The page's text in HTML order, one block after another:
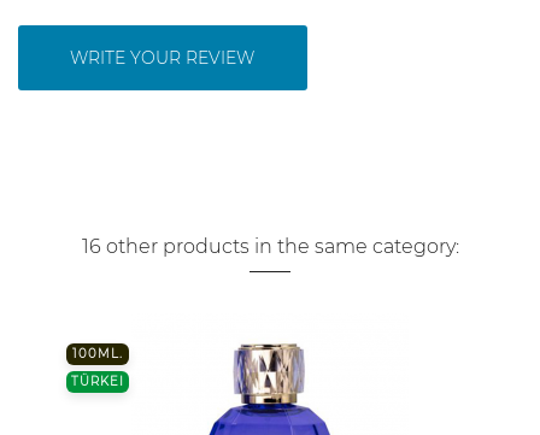
WRITE YOUR REVIEW
16 other products in the same category:
100ML.
TÜRKEI